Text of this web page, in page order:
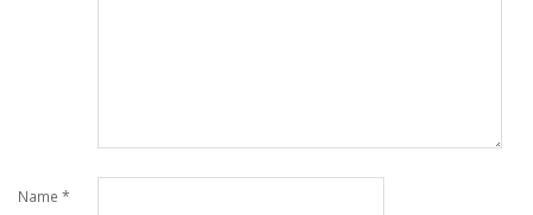
Name *